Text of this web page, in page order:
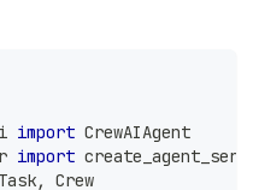
import CrewAIAgent
import
Task,
Crew